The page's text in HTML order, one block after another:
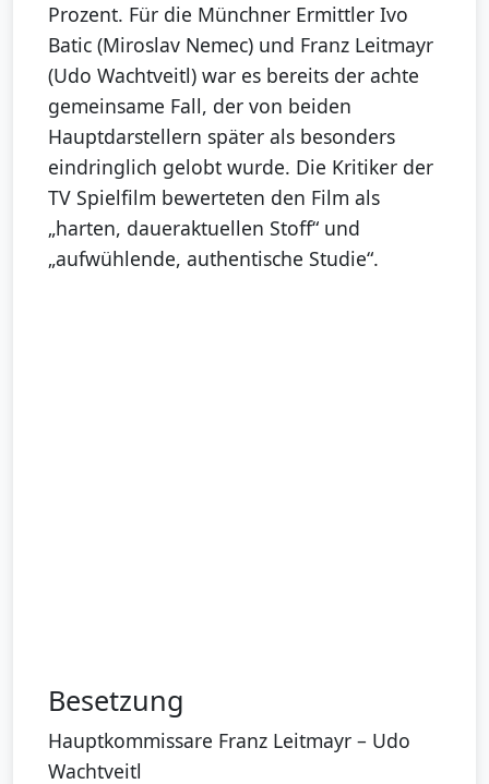
Prozent. Für die Münchner Ermittler Ivo
Batic (Miroslav Nemec) und Franz Leitmayr
(Udo Wachtveitl) war es bereits der achte
gemeinsame Fall, der von beiden
Hauptdarstellern später als besonders
eindringlich gelobt wurde. Die Kritiker der
TV Spielfilm bewerteten den Film als
„harten, daueraktuellen Stoff“ und
„aufwühlende, authentische Studie“.
Besetzung
Hauptkommissare Franz Leitmayr – Udo
Wachtveitl